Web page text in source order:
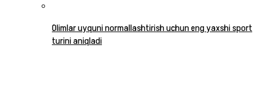
Olimlar uyquni normallashtirish uchun eng yaxshi sport
turini aniqladi